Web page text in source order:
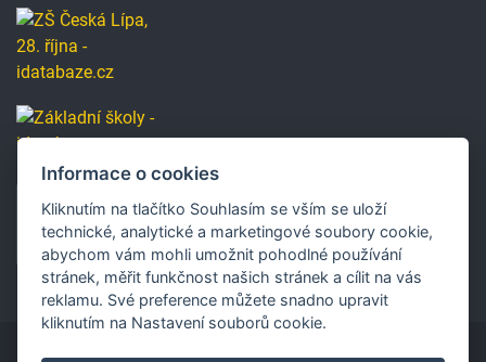
Informace o cookies
Kliknutím na tlačítko Souhlasím se vším se uloží
technické, analytické a marketingové soubory cookie,
abychom vám mohli umožnit pohodlné používání
stránek, měřit funkčnost našich stránek a cílit na vás
reklamu. Své preference můžete snadno upravit
kliknutím na Nastavení souborů cookie.